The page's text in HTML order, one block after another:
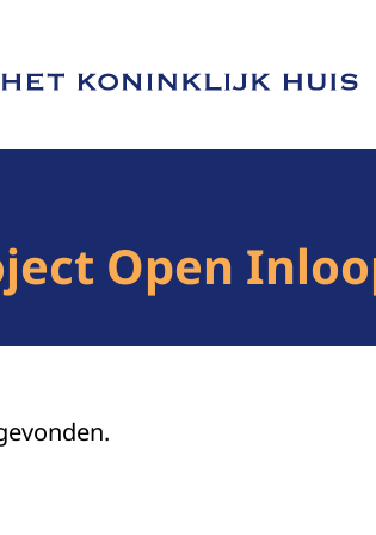
van Het Koninklijk Huis
Open